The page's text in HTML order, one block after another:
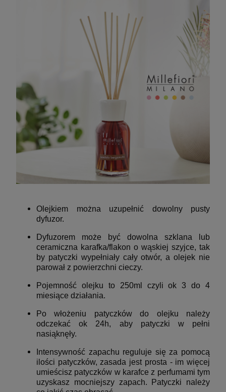
Olejkiem można uzupełnić dowolny pusty
dyfuzor.
Dyfuzorem może być dowolna szklana lub
ceramiczna karafka/flakon o wąskiej szyjce, tak
by patyczki wypełniały cały otwór, a olejek nie
parował z powierzchni cieczy.
Pojemność olejku to 250ml czyli ok 3 do 4
miesiące działania.
Po włożeniu patyczków do olejku należy
odczekać ok 24h, aby patyczki w pełni
nasiąknęły.
Intensywność zapachu reguluje się za pomocą
ilości patyczków, zasada jest prosta - im więcej
umieścisz patyczków w karafce z perfumami tym
uzyskasz mocniejszy zapach. Patyczki należy